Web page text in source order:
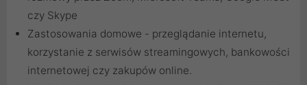
czy Skype
Zastosowania domowe - przeglądanie internetu,
korzystanie z serwisów streamingowych, bankowości
internetowej czy zakupów online.